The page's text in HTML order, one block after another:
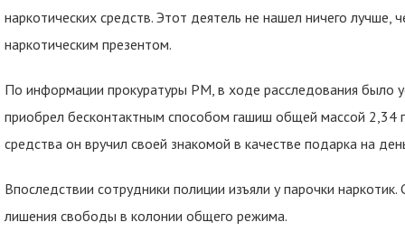
наркотических средств. Этот деятель не нашел ничего
наркотическим презентом.
По информации прокуратуры РМ, в ходе расследования было
приобрел бесконтактным способом гашиш общей массой 2,34
средства он вручил своей знакомой в качестве подарка на
Впоследствии сотрудники полиции изъяли у парочки
лишения свободы в колонии общего режима.